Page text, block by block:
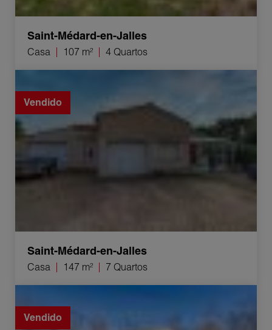
Saint-Médard-en-Jalles
Casa 107 m² 4 Quartos
Vendido
Saint-Médard-en-Jalles
Casa 147 m² 7 Quartos
Vendido